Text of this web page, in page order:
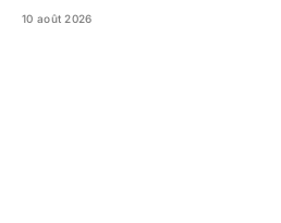
10 août 2026